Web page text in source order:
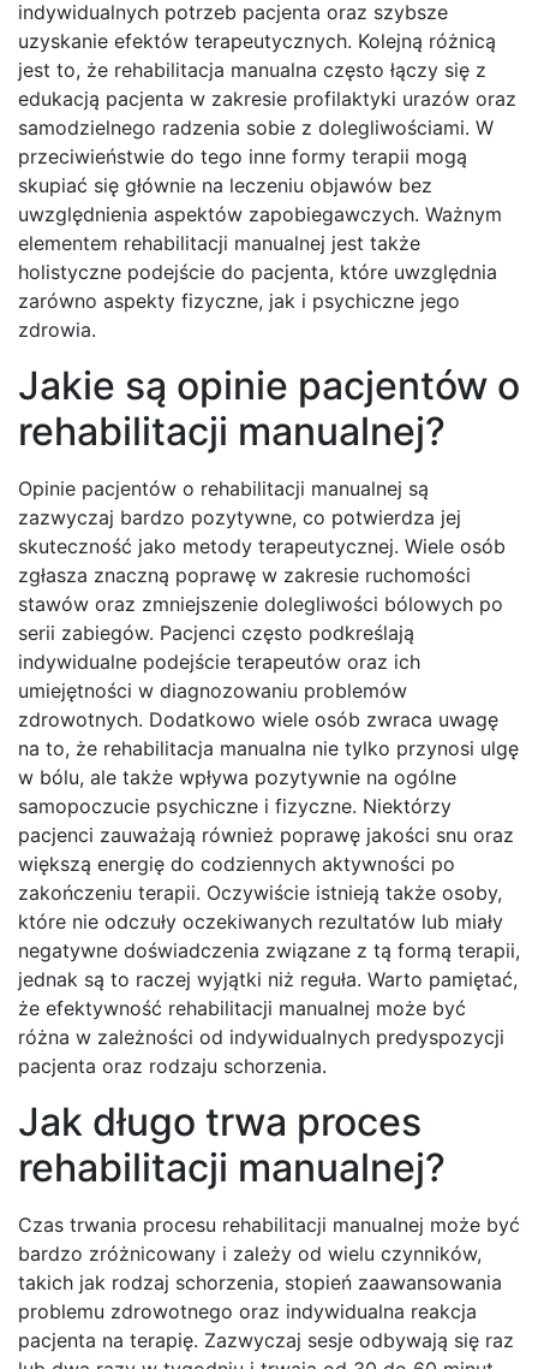
indywidualnych potrzeb pacjenta oraz szybsze
uzyskanie efektów terapeutycznych. Kolejną różnicą
jest to, że rehabilitacja manualna często łączy się z
edukacją pacjenta w zakresie profilaktyki urazów oraz
samodzielnego radzenia sobie z dolegliwościami. W
przeciwieństwie do tego inne formy terapii mogą
skupiać się głównie na leczeniu objawów bez
uwzględnienia aspektów zapobiegawczych. Ważnym
elementem rehabilitacji manualnej jest także
holistyczne podejście do pacjenta, które uwzględnia
zarówno aspekty fizyczne, jak i psychiczne jego
zdrowia.
Jakie są opinie pacjentów o
rehabilitacji manualnej?
Opinie pacjentów o rehabilitacji manualnej są
zazwyczaj bardzo pozytywne, co potwierdza jej
skuteczność jako metody terapeutycznej. Wiele osób
zgłasza znaczną poprawę w zakresie ruchomości
stawów oraz zmniejszenie dolegliwości bólowych po
serii zabiegów. Pacjenci często podkreślają
indywidualne podejście terapeutów oraz ich
umiejętności w diagnozowaniu problemów
zdrowotnych. Dodatkowo wiele osób zwraca uwagę
na to, że rehabilitacja manualna nie tylko przynosi ulgę
w bólu, ale także wpływa pozytywnie na ogólne
samopoczucie psychiczne i fizyczne. Niektórzy
pacjenci zauważają również poprawę jakości snu oraz
większą energię do codziennych aktywności po
zakończeniu terapii. Oczywiście istnieją także osoby,
które nie odczuły oczekiwanych rezultatów lub miały
negatywne doświadczenia związane z tą formą terapii,
jednak są to raczej wyjątki niż reguła. Warto pamiętać,
że efektywność rehabilitacji manualnej może być
różna w zależności od indywidualnych predyspozycji
pacjenta oraz rodzaju schorzenia.
Jak długo trwa proces
rehabilitacji manualnej?
Czas trwania procesu rehabilitacji manualnej może być
bardzo zróżnicowany i zależy od wielu czynników,
takich jak rodzaj schorzenia, stopień zaawansowania
problemu zdrowotnego oraz indywidualna reakcja
pacjenta na terapię. Zazwyczaj sesje odbywają się raz